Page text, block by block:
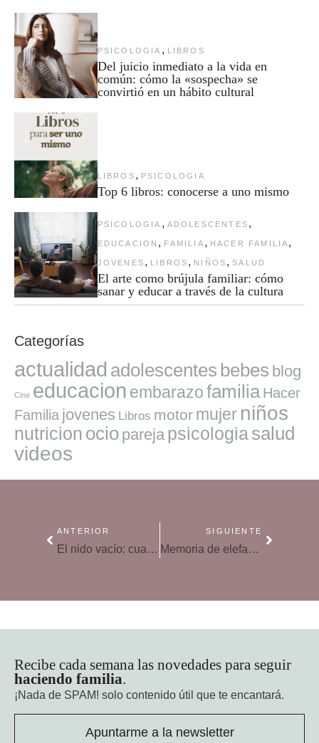
PSICOLOGIA , LIBROS
Del juicio inmediato a la vida en
común: cómo la «sospecha» se
convirtió en un hábito cultural
LIBROS , PSICOLOGIA
Top 6 libros: conocerse a uno mismo
PSICOLOGIA , ADOLESCENTES ,
EDUCACION , FAMILIA , HACER FAMILIA ,
JOVENES , LIBROS , NIÑOS , SALUD
El arte como brújula familiar: cómo
sanar y educar a través de la cultura
Categorías
actualidad adolescentes bebes blog
Cine educacion embarazofamilia Hacer
Familia jovenes Libros motor mujer niños
nutricion ocio pareja psicologiasalud
videos
ANTERIOR
El nido vacío: cuando nuestros hijos vuelan
SIGUIENTE
Memoria de elefante: la información estructurada se recuerda mejor
Recibe cada semana las novedades para seguir
haciendo familia.
¡Nada de SPAM! solo contenido útil que te encantará.
Apuntarme a la newsletter